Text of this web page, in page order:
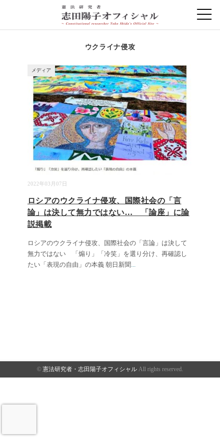
ウクライナ侵攻
2022年03月07日
メディア
ロシアのウクライナ侵攻、国際社会の「言
論」は決して無力ではない… 「論座」に論
説掲載
ロシアのウクライナ侵攻、国際社会の「言論」は決して
無力ではない 「煽り」「冷笑」を選り分け、再確認し
たい「表現の自由」の本義 朝日新聞...
© 憲法研究者・志田陽子オフィシャル All rights reserved.